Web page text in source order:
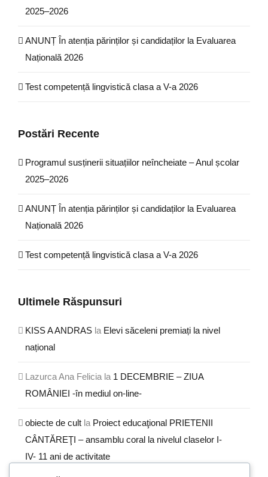
2025–2026
ANUNȚ În atenția părinților și candidaților la Evaluarea
Națională 2026
Test competență lingvistică clasa a V-a 2026
Postări Recente
Programul susținerii situațiilor neîncheiate – Anul școlar
2025–2026
ANUNȚ În atenția părinților și candidaților la Evaluarea
Națională 2026
Test competență lingvistică clasa a V-a 2026
Ultimele Răspunsuri
KISS A ANDRASla Elevi săceleni premiați la nivel
național
Lazurca Ana Feliciala 1 DECEMBRIE – ZIUA
ROMÂNIEI -în mediul on-line-
obiecte de cultla Proiect educaţional PRIETENII
CÂNTĂREŢI – ansamblu coral la nivelul claselor I-
IV- 11 ani de activitate